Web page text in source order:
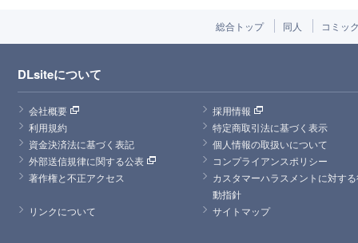
総合トップ 同人 コミッ
DLsiteについて
会社概要
採用情報
利用規約
特定商取引法に基づく表示
資金決済法に基づく表記
個人情報の取扱いについて
外部送信規律に関する公表
コンプライアンスポリシー
著作権と不正アクセス
カスタマーハラスメントに対す
動指針
リンクについて
サイトマップ